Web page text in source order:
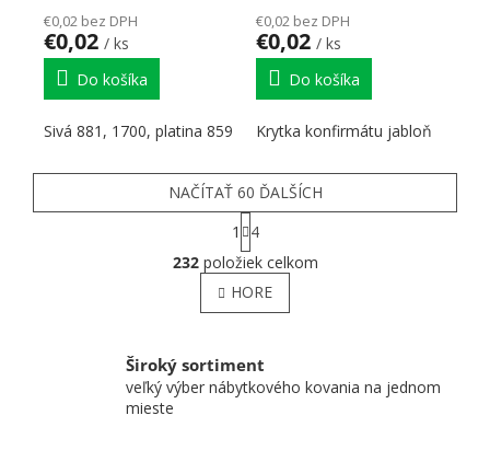
€0,02 bez DPH
€0,02 / ks
Do košíka
Sivá 881, 1700, platina 859
€0,02 bez DPH
€0,02 / ks
Do košíka
Krytka konfirmátu jabloň
Ovládacie prvky výpisu
NAČÍTAŤ 60 ĎALŠÍCH
Stránkovanie
1
4
232položiek celkom
HORE
Široký sortiment
veľký výber nábytkového kovania na jednom
mieste